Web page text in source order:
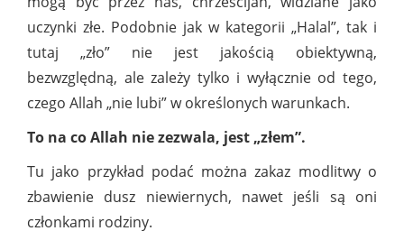
uczynki złe. Podobnie jak w kategorii „Halal”, tak i
tutaj „zło” nie jest jakością obiektywną,
bezwzględną, ale zależy tylko i wyłącznie od tego,
czego Allah „nie lubi” w określonych warunkach.
To na co Allah nie zezwala, jest „złem”.
Tu jako przykład podać można zakaz modlitwy o
zbawienie dusz niewiernych, nawet jeśli są oni
członkami rodziny.